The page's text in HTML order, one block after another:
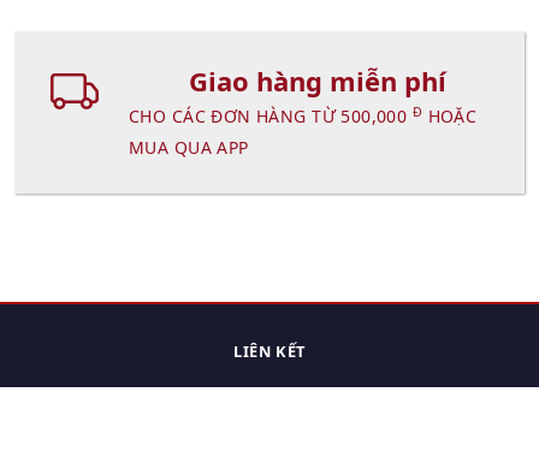
Giao hàng miễn phí
CHO CÁC ĐƠN HÀNG TỪ 500,000 Đ HOẶC
MUA QUA APP
LIÊN KẾT